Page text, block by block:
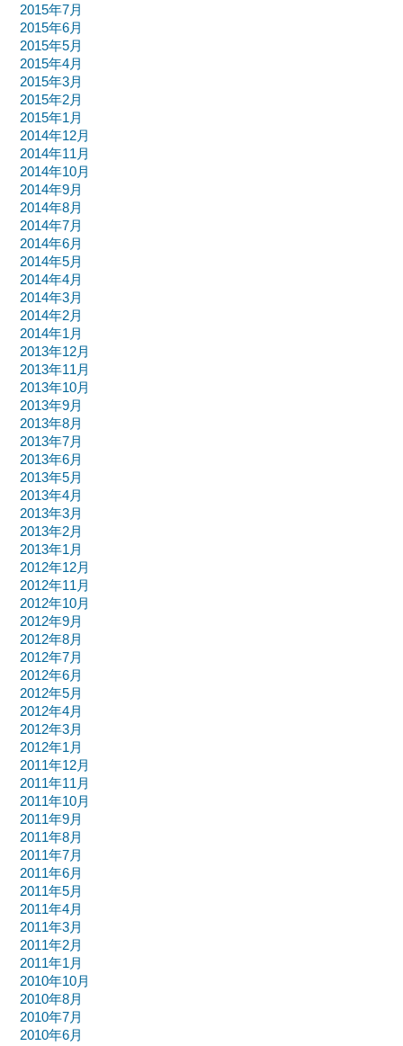
2015年7月
2015年6月
2015年5月
2015年4月
2015年3月
2015年2月
2015年1月
2014年12月
2014年11月
2014年10月
2014年9月
2014年8月
2014年7月
2014年6月
2014年5月
2014年4月
2014年3月
2014年2月
2014年1月
2013年12月
2013年11月
2013年10月
2013年9月
2013年8月
2013年7月
2013年6月
2013年5月
2013年4月
2013年3月
2013年2月
2013年1月
2012年12月
2012年11月
2012年10月
2012年9月
2012年8月
2012年7月
2012年6月
2012年5月
2012年4月
2012年3月
2012年1月
2011年12月
2011年11月
2011年10月
2011年9月
2011年8月
2011年7月
2011年6月
2011年5月
2011年4月
2011年3月
2011年2月
2011年1月
2010年10月
2010年8月
2010年7月
2010年6月